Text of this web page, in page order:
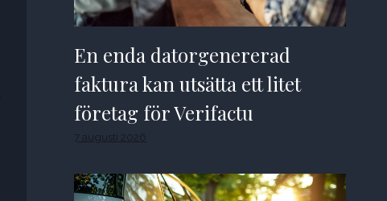
En enda datorgenererad
faktura kan utsätta ett litet
företag för Verifactu
7 augusti 2026